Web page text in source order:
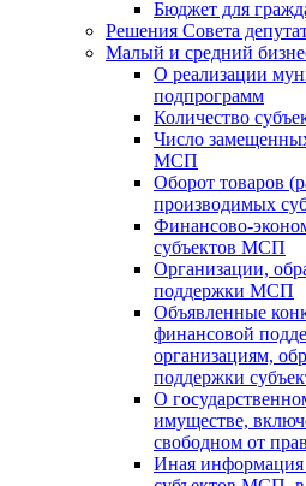
Бюджет для
Решения Совета
Малый и средний
О реализации
подпрограмм
Количество
Число
МСП
Оборот товаров
производимых
Финансово-
субъектов МСП
Организации,
поддержки МСП
Объявленные
финансовой
организациям,
поддержки
О
имуществе,
свободном от
Иная информация